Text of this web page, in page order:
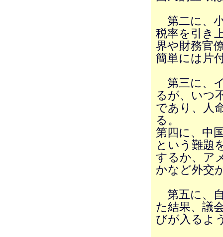
第二に、
税率を引き
界や財務官
簡単には片
第三に、
るが、いつ
であり、人
る。
第四に、中
という難題
するか、ア
かなど外交
第五に、
た結果、議
びが入るよ